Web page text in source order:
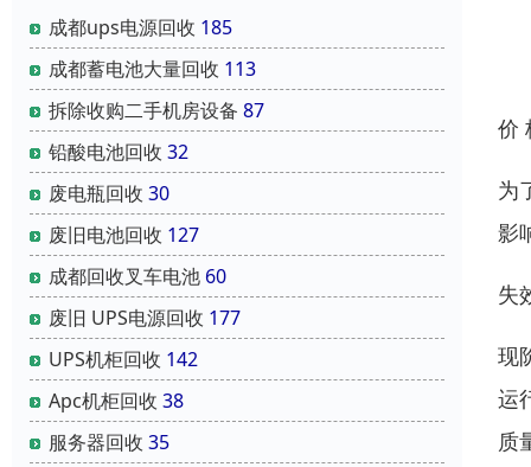
成都ups电源回收 185
成都蓄电池大量回收 113
拆除收购二手机房设备 87
铅酸电池回收 32
废电瓶回收 30
废旧电池回收 127
成都回收叉车电池 60
废旧 UPS电源回收 177
UPS机柜回收 142
Apc机柜回收 38
服务器回收 35
价
为
影
失
现
运
质